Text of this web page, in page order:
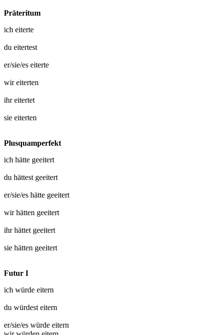
Präteritum
ich eiterte
du eitertest
er/sie/es eiterte
wireiterten
ihreitertet
sie eiterten
Plusquamperfekt
ich hätte geeitert
du hättest geeitert
er/sie/es hätte geeitert
wir hätten geeitert
ihr hättet geeitert
sie hätten geeitert
Futur I
ich würde eitern
du würdesteitern
er/sie/es würde eitern